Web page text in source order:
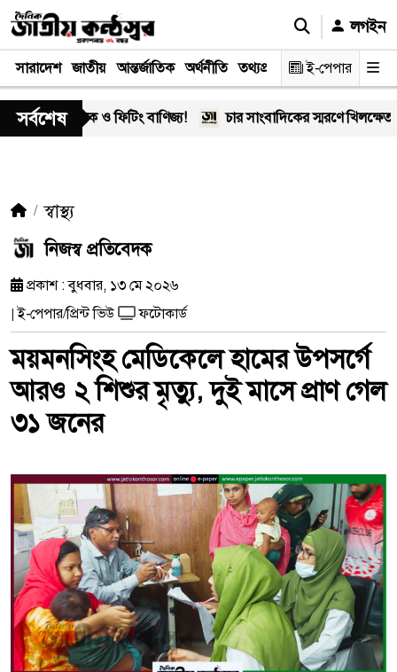
লগইন
সারাদেশ জাতীয় আন্তর্জাতিক অর্থনীতি তথ্যপ্রযুক্তি স্বাস্থ্য আইন-
ই-পেপার
সর্বশেষ
মাদক ও ফিটিং বাণিজ্য! চার সাংবাদিকের স্মরণে খিলক্ষেত প্রেস
স্বাস্থ্য
নিজস্ব প্রতিবেদক
প্রকাশ : বুধবার, ১৩ মে ২০২৬
| ই-পেপার/প্রিন্ট ভিউ ফটোকার্ড
ময়মনসিংহ মেডিকেলে হামের উপসর্গে
আরও ২ শিশুর মৃত্যু, দুই মাসে প্রাণ গেল
৩১ জনের